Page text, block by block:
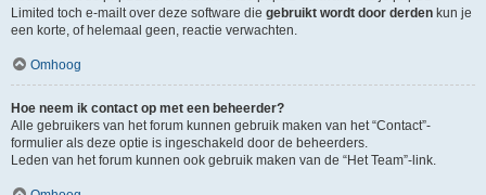
Limited toch e-mailt over deze software die gebruikt wordt door derden kun je
een korte, of helemaal geen, reactie verwachten.
Omhoog
Hoe neem ik contact op met een beheerder?
Alle gebruikers van het forum kunnen gebruik maken van het “Contact”-
formulier als deze optie is ingeschakeld door de beheerders.
Leden van het forum kunnen ook gebruik maken van de “Het Team”-link.